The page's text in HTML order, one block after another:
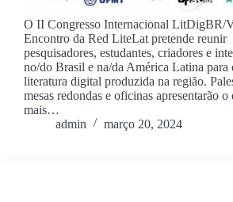
O II Congresso Internacional LitDigBR/
Encontro da Red LiteLat pretende reunir
pesquisadores, estudantes, criadores e
no/do Brasil e na/da América Latina para
literatura digital produzida na região.
mesas redondas e oficinas apresentarão o
mais…
admin
março 20, 2024